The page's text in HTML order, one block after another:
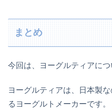
まとめ
今回は、ヨーグルティアにつ
ヨーグルティアは、日本製
るヨーグルトメーカーです。